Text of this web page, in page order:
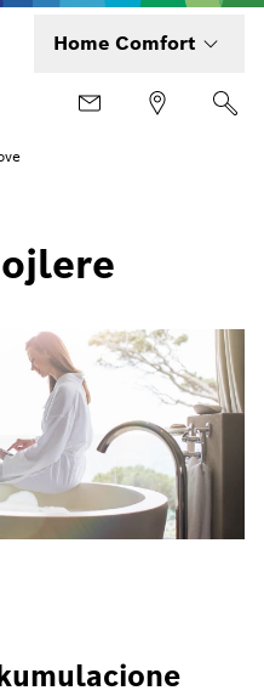
Home Comfort